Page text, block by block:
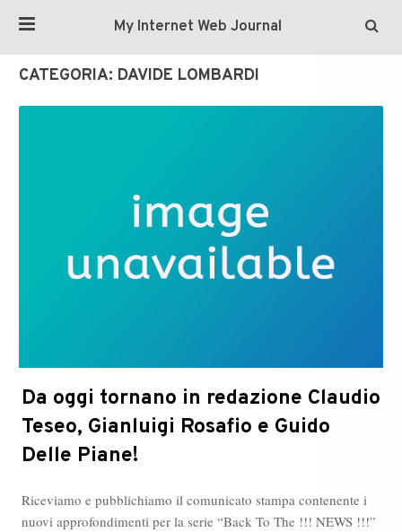
My Internet Web Journal
CATEGORIA: DAVIDE LOMBARDI
Da oggi tornano in redazione Claudio
Teseo, Gianluigi Rosafio e Guido
Delle Piane!
Riceviamo e pubblichiamo il comunicato stampa contenente i
nuovi approfondimenti per la serie “Back To The !!! NEWS !!!”